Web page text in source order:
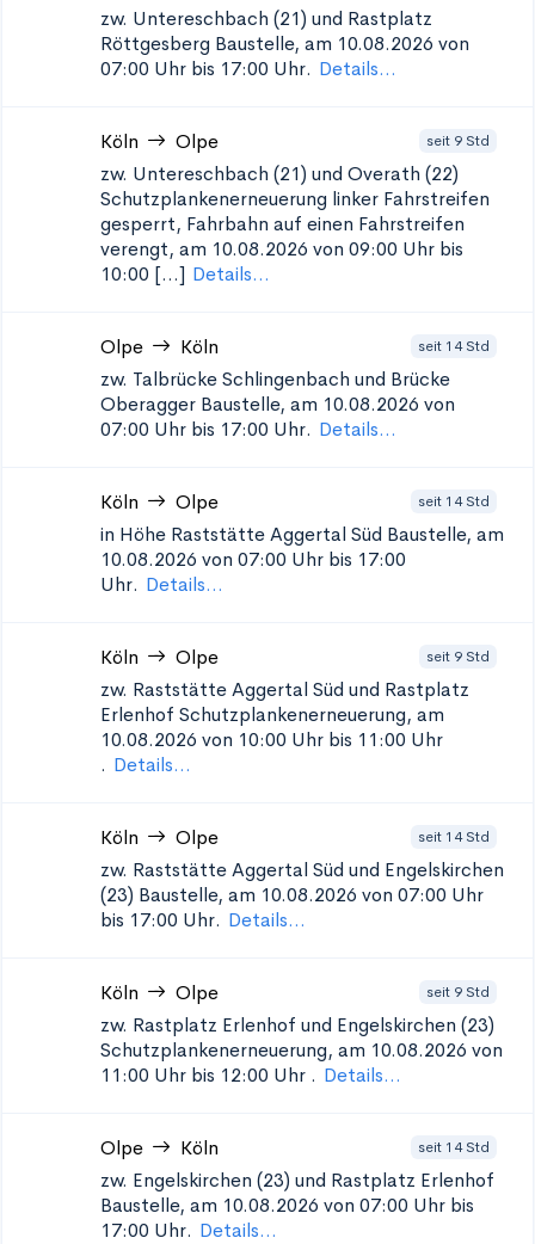
zw. Untereschbach (21) und Rastplatz
Röttgesberg Baustelle, am 10.08.2026 von
07:00 Uhr bis 17:00 Uhr. Details...
Köln Olpe seit 9 Std
zw. Untereschbach (21) und Overath (22)
Schutzplankenerneuerung linker Fahrstreifen
gesperrt, Fahrbahn auf einen Fahrstreifen
verengt, am 10.08.2026 von 09:00 Uhr bis
10:00 [...] Details...
Olpe Köln seit 14 Std
zw. Talbrücke Schlingenbach und Brücke
Oberagger Baustelle, am 10.08.2026 von
07:00 Uhr bis 17:00 Uhr. Details...
Köln Olpe seit 14 Std
in Höhe Raststätte Aggertal Süd Baustelle, am
10.08.2026 von 07:00 Uhr bis 17:00
Uhr. Details...
Köln Olpe seit 9 Std
zw. Raststätte Aggertal Süd und Rastplatz
Erlenhof Schutzplankenerneuerung, am
10.08.2026 von 10:00 Uhr bis 11:00 Uhr
. Details...
Köln Olpe seit 14 Std
zw. Raststätte Aggertal Süd und Engelskirchen
(23) Baustelle, am 10.08.2026 von 07:00 Uhr
bis 17:00 Uhr. Details...
Köln Olpe seit 9 Std
zw. Rastplatz Erlenhof und Engelskirchen (23)
Schutzplankenerneuerung, am 10.08.2026 von
11:00 Uhr bis 12:00 Uhr . Details...
Olpe Köln seit 14 Std
zw. Engelskirchen (23) und Rastplatz Erlenhof
Baustelle, am 10.08.2026 von 07:00 Uhr bis
17:00 Uhr. Details...